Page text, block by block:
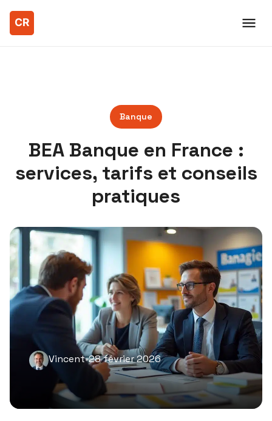
Banque
BEA Banque en France :
services, tarifs et conseils
pratiques
Vincent•28 février 2026